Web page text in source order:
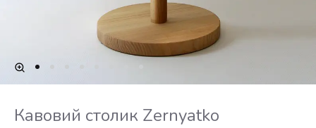
Кавовий столик Zernyatko